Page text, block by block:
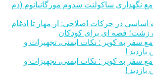
نگهداری ساکولنت سدوم مورگانیانوم (دم
اساسی در حرکات اصلاحی: از مهار تا ادغام
زشت؛ قصه ای برای کودکان
سفر به کویر : نکات ایمنی، تجهیزات و
بازدید !
سفر به کویر : نکات ایمنی، تجهیزات و
بازدید !